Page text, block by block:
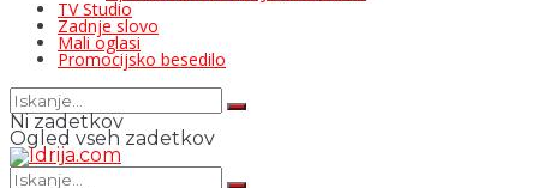
TV Studio
Zadnje slovo
Mali oglasi
Promocijsko besedilo
Ni zadetkov
Ogled vseh zadetkov